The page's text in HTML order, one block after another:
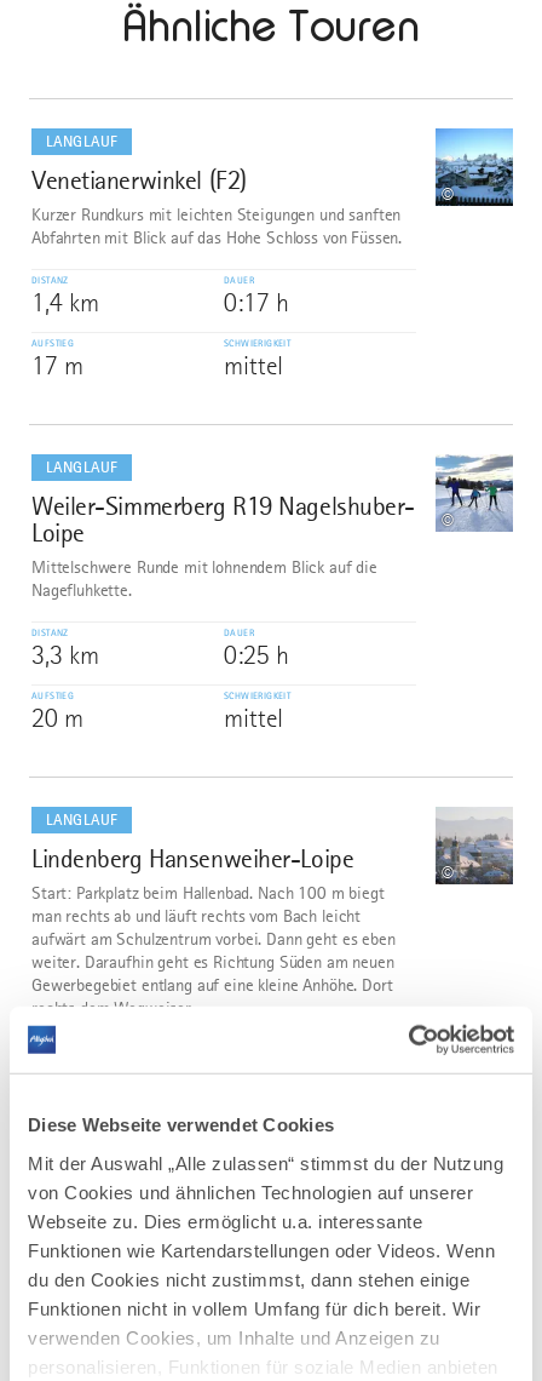
Diese Webseite verwendet Cookies
Mit der Auswahl „Alle zulassen“ stimmst du der Nutzung
von Cookies und ähnlichen Technologien auf unserer
Webseite zu. Dies ermöglicht u.a. interessante
Funktionen wie Kartendarstellungen oder Videos. Wenn
du den Cookies nicht zustimmst, dann stehen einige
Funktionen nicht in vollem Umfang für dich bereit. Wir
verwenden Cookies, um Inhalte und Anzeigen zu
personalisieren, Funktionen für soziale Medien anbieten
Ähnliche Touren
LANGLAUF
1
Venetianerwinkel (F2)
©
Kurzer Rundkurs mit leichten Steigungen und sanften
Abfahrten mit Blick auf das Hohe Schloss von Füssen.
DISTANZ
1,4 km
DAUER
0:17 h
AUFSTIEG
17 m
SCHWIERIGKEIT
mittel
dazu
LANGLAUF
2
Weiler-Simmerberg R19 Nagelshuber-
Loipe
©
Mittelschwere Runde mit lohnendem Blick auf die
Nagefluhkette.
DISTANZ
3,3 km
DAUER
0:25 h
AUFSTIEG
20 m
SCHWIERIGKEIT
mittel
dazu
LANGLAUF
3
Lindenberg Hansenweiher-Loipe
©
Start: Parkplatz beim Hallenbad. Nach 100 m biegt
man rechts ab und läuft rechts vom Bach leicht
aufwärt am Schulzentrum vorbei. Dann geht es eben
weiter. Daraufhin geht es Richtung Süden am neuen
Gewerbegebiet entlang auf eine kleine Anhöhe. Dort
rechts dem Wegweiser...
DISTANZ
4,0 km 0:49 h
40 m mittel
dazu
4
Panoramaloipe - lange Variante über
Hahnemoos Eschacher Weiher
©
Panoramaloipe - lange Variante über Hahnemoos
Eschacher Weiher
mehr
dazu